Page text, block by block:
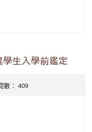
生入學前鑑定
數： 409